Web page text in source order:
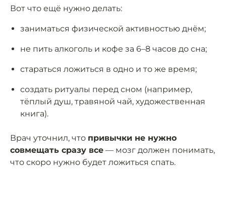
Вот что ещё нужно делать:
заниматься физической активностью днём;
не пить алкоголь и кофе за 6–8 часов до сна;
стараться ложиться в одно и то же время;
создать ритуалы перед сном (например,
тёплый душ, травяной чай, художественная
книга).
Врач уточнил, что привычки не нужно
совмещать сразу все — мозг должен понимать,
что скоро нужно будет ложиться спать.